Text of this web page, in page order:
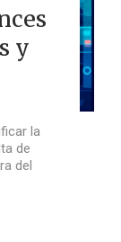
y
la
de
del